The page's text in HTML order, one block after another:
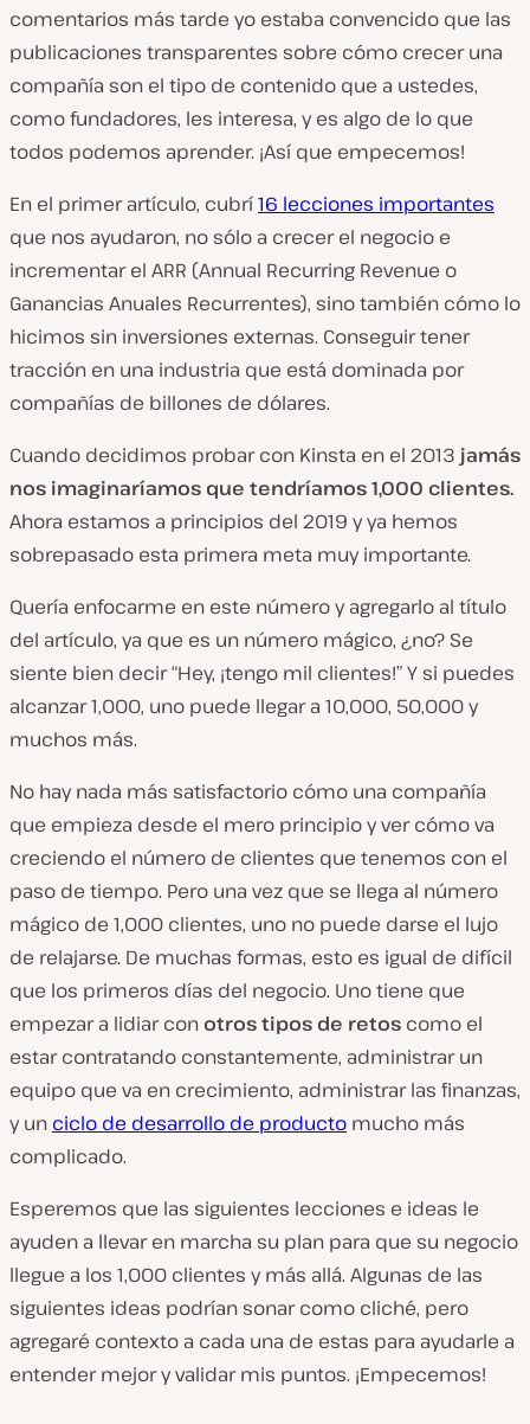
comentarios más tarde yo estaba convencido que las
publicaciones transparentes sobre cómo crecer una
compañía son el tipo de contenido que a ustedes,
como fundadores, les interesa, y es algo de lo que
todos podemos aprender. ¡Así que empecemos!
En el primer artículo, cubrí16 lecciones importantes
que nos ayudaron, no sólo a crecer el negocio e
incrementar el ARR (Annual Recurring Revenue o
Ganancias Anuales Recurrentes), sino también cómo lo
hicimos sin inversiones externas. Conseguir tener
tracción en una industria que está dominada por
compañías de billones de dólares.
Cuando decidimos probar con Kinsta en el 2013 jamás
nos imaginaríamos que tendríamos 1,000 clientes.
Ahora estamos a principios del 2019 y ya hemos
sobrepasado esta primera meta muy importante.
Quería enfocarme en este número y agregarlo al título
del artículo, ya que es un número mágico, ¿no? Se
siente bien decir “Hey, ¡tengo mil clientes!” Y si puedes
alcanzar 1,000, uno puede llegar a 10,000, 50,000 y
muchos más.
No hay nada más satisfactorio cómo una compañía
que empieza desde el mero principio y ver cómo va
creciendo el número de clientes que tenemos con el
paso de tiempo. Pero una vez que se llega al número
mágico de 1,000 clientes, uno no puede darse el lujo
de relajarse. De muchas formas, esto es igual de difícil
que los primeros días del negocio. Uno tiene que
empezar a lidiar con otros tipos de retos como el
estar contratando constantemente, administrar un
equipo que va en crecimiento, administrar las finanzas,
y un ciclo de desarrollo de producto mucho más
complicado.
Esperemos que las siguientes lecciones e ideas le
ayuden a llevar en marcha su plan para que su negocio
llegue a los 1,000 clientes y más allá. Algunas de las
siguientes ideas podrían sonar como cliché, pero
agregaré contexto a cada una de estas para ayudarle a
entender mejor y validar mis puntos. ¡Empecemos!